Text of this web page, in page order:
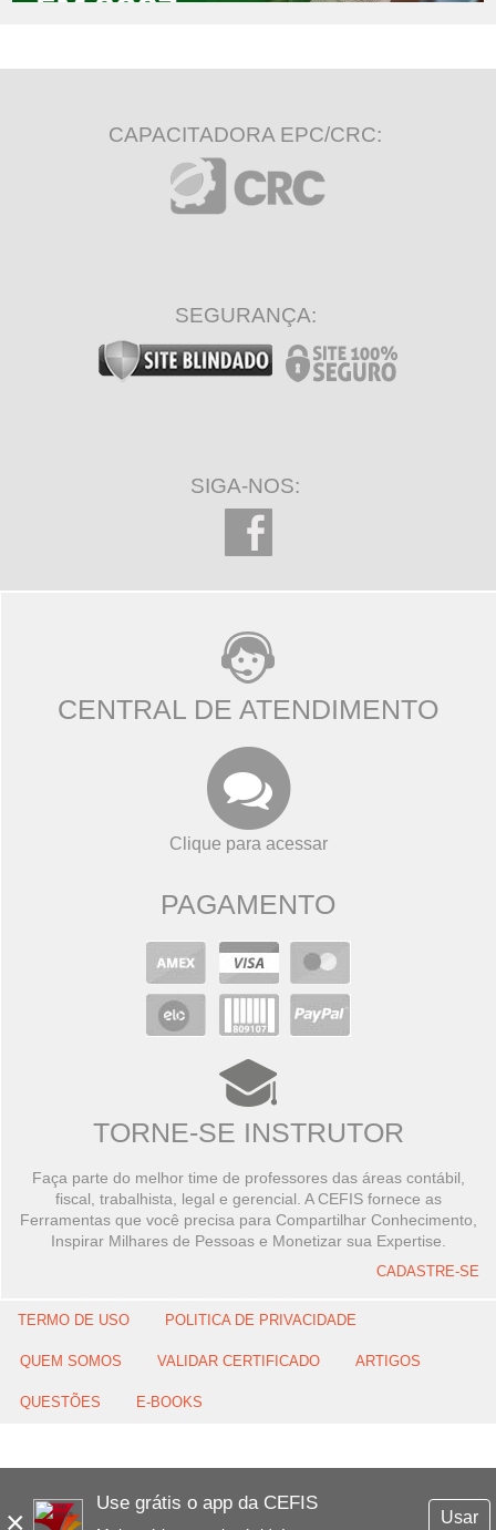
Use grátis o app da CEFIS
Usar
CAPACITADORA EPC/CRC:
SEGURANÇA:
SIGA-NOS:
CENTRAL DE ATENDIMENTO
Clique para acessar
PAGAMENTO
TORNE-SE INSTRUTOR
Faça parte do melhor time de professores das áreas contábil,
fiscal, trabalhista, legal e gerencial. A CEFIS fornece as
Ferramentas que você precisa para Compartilhar Conhecimento,
Inspirar Milhares de Pessoas e Monetizar sua Expertise.
CADASTRE-SE
TERMO DE USO POLITICA DE PRIVACIDADE
QUEM SOMOS VALIDAR CERTIFICADO ARTIGOS
QUESTÕES E-BOOKS